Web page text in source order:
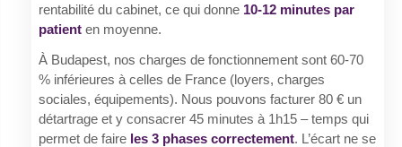
rentabilité du cabinet, ce qui donne 10-12 minutes par
patienten moyenne.
À Budapest, nos charges de fonctionnement sont 60-70
% inférieures à celles de France (loyers, charges
sociales, équipements). Nous pouvons facturer 80 € un
détartrage et y consacrer 45 minutes à 1h15 – temps qui
permet de faire les 3 phases correctement. L’écart ne se